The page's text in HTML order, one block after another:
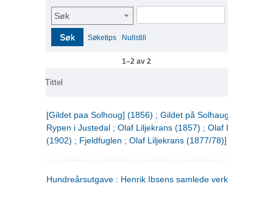
Søk
Søk Søketips Nullstill
1–2 av 2
Tittel
[Gildet paa Solhoug] (1856) ; Gildet på Solhaug (1883) ;
Rypen i Justedal ; Olaf Liljekrans (1857) ; Olaf Liljekrans
(1902) ; Fjeldfuglen ; Olaf Liljekrans (1877/78)]
Hundreårsutgave : Henrik Ibsens samlede verker. 3